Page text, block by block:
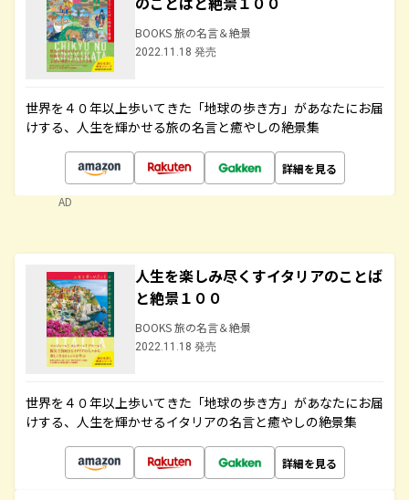
BOOKS 旅の名言＆絶景
2022.11.18 発売
世界を４０年以上歩いてきた「地球の歩き方」があなたにお届
けする、人生を輝かせる旅の名言と癒やしの絶景集
詳細を見る
AD
人生を楽しみ尽くすイタリアのことば
と絶景１００
BOOKS 旅の名言＆絶景
2022.11.18 発売
世界を４０年以上歩いてきた「地球の歩き方」があなたにお届
けする、人生を輝かせるイタリアの名言と癒やしの絶景集
詳細を見る